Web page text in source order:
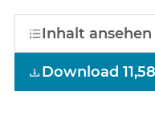
Inhalt ansehen
Download